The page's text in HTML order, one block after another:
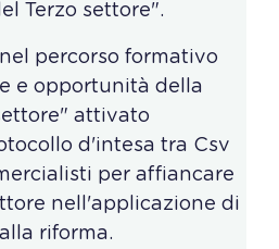
Terzo settore".
percorso formativo
e opportunità della
attivato
d'intesa tra Csv
per affiancare
nell'applicazione di
riforma.